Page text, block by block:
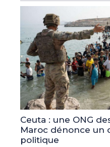
Ceuta : une ONG
Maroc dénonce un
politique